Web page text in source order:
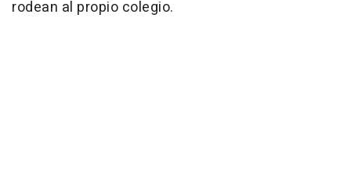
rodean al propio colegio.